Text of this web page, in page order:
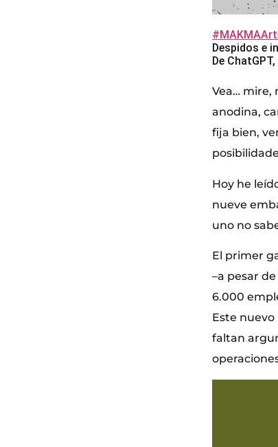
Despidos e
De
Vea… mire,
anodina,
fija bien,
Hoy he
nueve
uno no
El primer
–a pesar
6.000
Este nuevo
faltan